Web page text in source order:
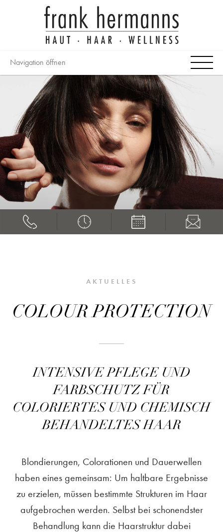
Navigation öffnen
AKTUELLES
COLOUR PROTECTION
INTENSIVE PFLEGE UND
FARBSCHUTZ FÜR
COLORIERTES UND CHEMISCH
BEHANDELTES HAAR
Blondierungen, Colorationen und Dauerwellen
haben eines gemeinsam: Um haltbare Ergebnisse
zu erzielen, müssen bestimmte Strukturen im Haar
aufgebrochen werden. Selbst bei schonendster
Behandlung kann die Haarstruktur dabei